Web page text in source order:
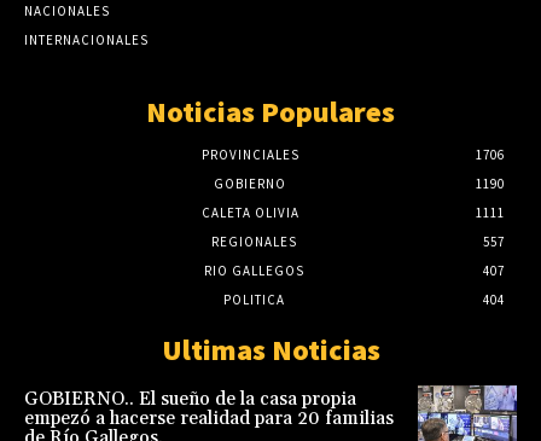
NACIONALES
INTERNACIONALES
Noticias Populares
PROVINCIALES
1706
GOBIERNO
1190
CALETA OLIVIA
1111
REGIONALES
557
RIO GALLEGOS
407
POLITICA
404
Ultimas Noticias
GOBIERNO.. El sueño de la casa propia
empezó a hacerse realidad para 20 familias